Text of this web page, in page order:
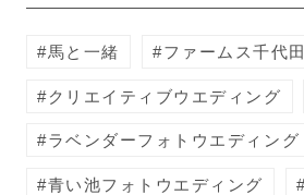
馬と一緒 ファームス千代田
クリエイティブウエディング
ラベンダーフォトウエディング
青い池フォトウエディング